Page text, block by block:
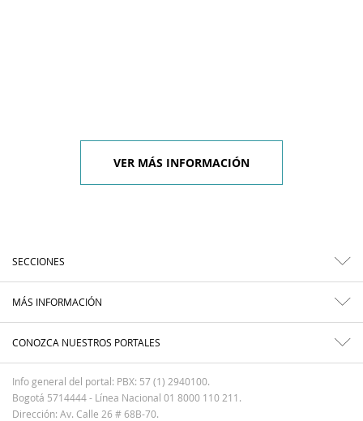
VER MÁS INFORMACIÓN
SECCIONES
MÁS INFORMACIÓN
CONOZCA NUESTROS PORTALES
Info general del portal: PBX: 57 (1) 2940100.
Bogotá 5714444 - Línea Nacional 01 8000 110 211.
Dirección: Av. Calle 26 # 68B-70.